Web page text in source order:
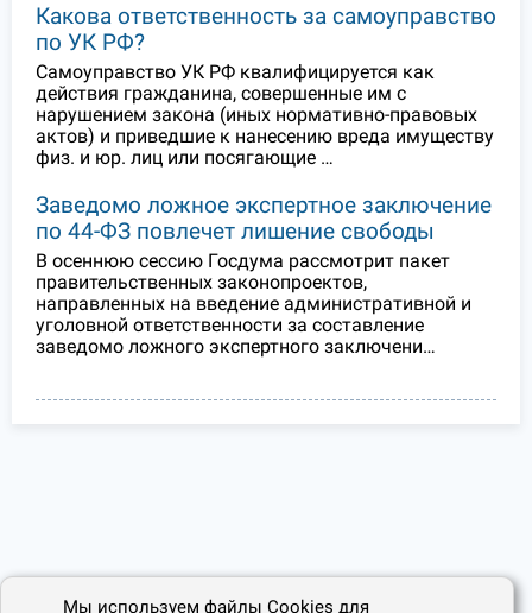
Какова ответственность за самоуправство
по УК РФ?
Самоуправство УК РФ квалифицируется как
действия гражданина, совершенные им с
нарушением закона (иных нормативно-правовых
актов) и приведшие к нанесению вреда имуществу
физ. и юр. лиц или посягающие …
Заведомо ложное экспертное заключение
по 44-ФЗ повлечет лишение свободы
В осеннюю сессию Госдума рассмотрит пакет
правительственных законопроектов,
направленных на введение административной и
уголовной ответственности за составление
заведомо ложного экспертного заключени…
Мы используем файлы Cookies для